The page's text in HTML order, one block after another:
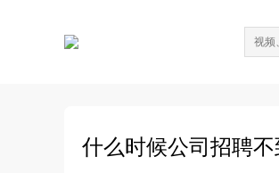
什么时候公司招聘不